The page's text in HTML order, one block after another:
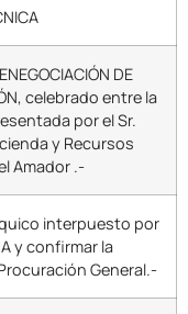
DE
celebrado entre la
por el Sr.
y Recursos
Amador .-
interpuesto por
y confirmar la
General.-